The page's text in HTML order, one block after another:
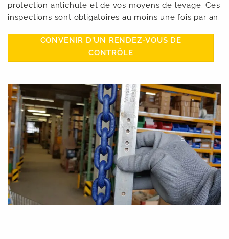
protection antichute et de vos moyens de levage. Ces
inspections sont obligatoires au moins une fois par an.
CONVENIR D'UN RENDEZ-VOUS DE
CONTRÔLE